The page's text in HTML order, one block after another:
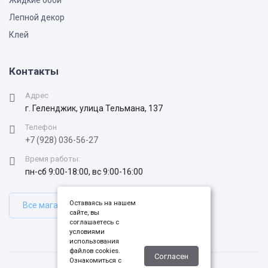
Лепной декор
Клей
Контакты
Адрес
г. Геленджик, улица Тельмана, 137
Телефон
+7 (928) 036-56-27
Время работы:
пн-сб 9:00-18:00, вс 9:00-16:00
Все магазиныОставаясь на нашем
сайте, вы
соглашаетесь с
условиями
использования
файлов cookies.
Ознакомиться с
Согласен